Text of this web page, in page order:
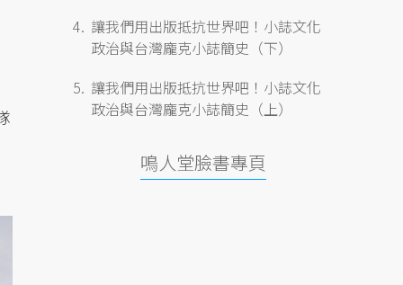
讓我們用出版抵抗世界吧！小誌文化
政治與台灣龐克小誌簡史（下）
讓我們用出版抵抗世界吧！小誌文化
政治與台灣龐克小誌簡史（上）
鳴人堂臉書專頁